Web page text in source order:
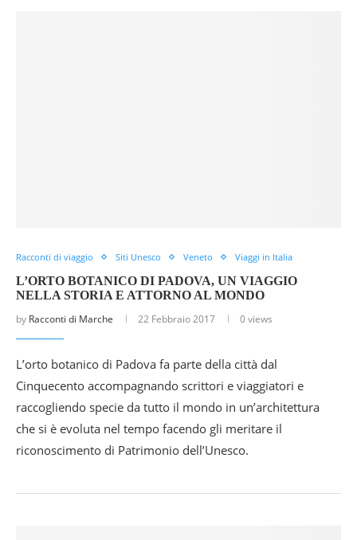
Racconti di viaggio Siti Unesco Veneto Viaggi in Italia
L’ORTO BOTANICO DI PADOVA, UN VIAGGIO
NELLA STORIA E ATTORNO AL MONDO
by Racconti di Marche 22 Febbraio 2017 0 views
L’orto botanico di Padova fa parte della città dal
Cinquecento accompagnando scrittori e viaggiatori e
raccogliendo specie da tutto il mondo in un’architettura
che si è evoluta nel tempo facendo gli meritare il
riconoscimento di Patrimonio dell’Unesco.